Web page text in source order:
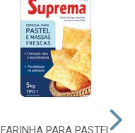
FARINHA PARA PASTEL